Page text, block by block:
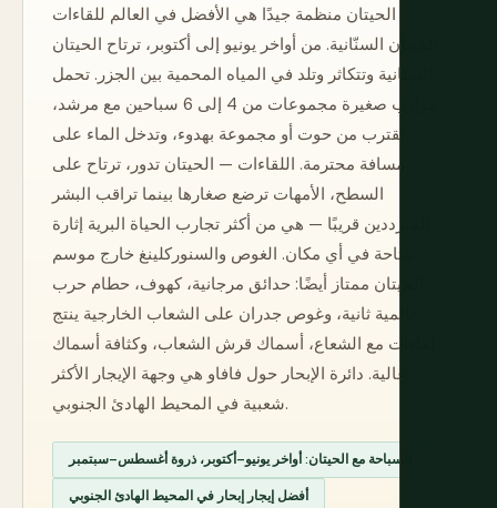
الحيتان منظمة جيدًا هي الأفضل في العالم للقاءات
الحيتان السنّانية. من أواخر يونيو إلى أكتوبر، ترتاح الحيتان
السنّانية وتتكاثر وتلد في المياه المحمية بين الجزر. تحمل
قوارب صغيرة مجموعات من 4 إلى 6 سباحين مع مرشد،
تقترب من حوت أو مجموعة بهدوء، وتدخل الماء على
مسافة محترمة. اللقاءات — الحيتان تدور، ترتاح على
السطح، الأمهات ترضع صغارها بينما تراقب البشر
المترددين قريبًا — هي من أكثر تجارب الحياة البرية إثارة
متاحة في أي مكان. الغوص والسنوركلينغ خارج موسم
الحيتان ممتاز أيضًا: حدائق مرجانية، كهوف، حطام حرب
عالمية ثانية، وغوص جدران على الشعاب الخارجية ينتج
لقاءات مع الشعاع، أسماك قرش الشعاب، وكثافة أسماك
عالية. دائرة الإبحار حول فافاو هي وجهة الإيجار الأكثر
شعبية في المحيط الهادئ الجنوبي.
السباحة مع الحيتان: أواخر يونيو–أكتوبر، ذروة أغسطس–سبتمبر
أفضل إيجار إبحار في المحيط الهادئ الجنوبي